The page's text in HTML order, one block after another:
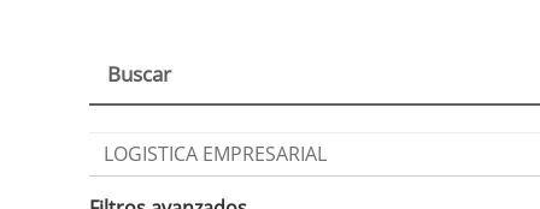
Buscar
Buscar
artículos
por